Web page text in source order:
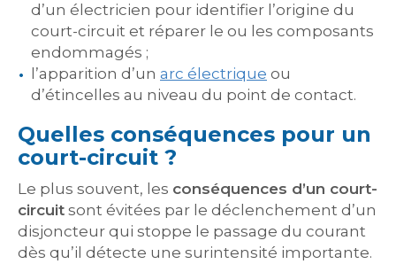
d’un électricien pour identifier l’origine du
court-circuit et réparer le ou les composants
endommagés ;
l’apparition d’un arc électrique ou
d’étincelles au niveau du point de contact.
Quelles conséquences pour un
court-circuit ?
Le plus souvent, les conséquences d’un court-
circuit sont évitées par le déclenchement d’un
disjoncteur qui stoppe le passage du courant
dès qu’il détecte une surintensité importante.